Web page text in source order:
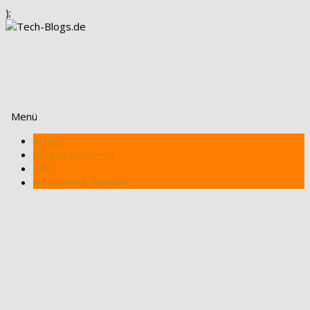
);
Menü
Zum
Inhalt
springen
Artikel
Blog registrieren
FAQ
Produkte & Review